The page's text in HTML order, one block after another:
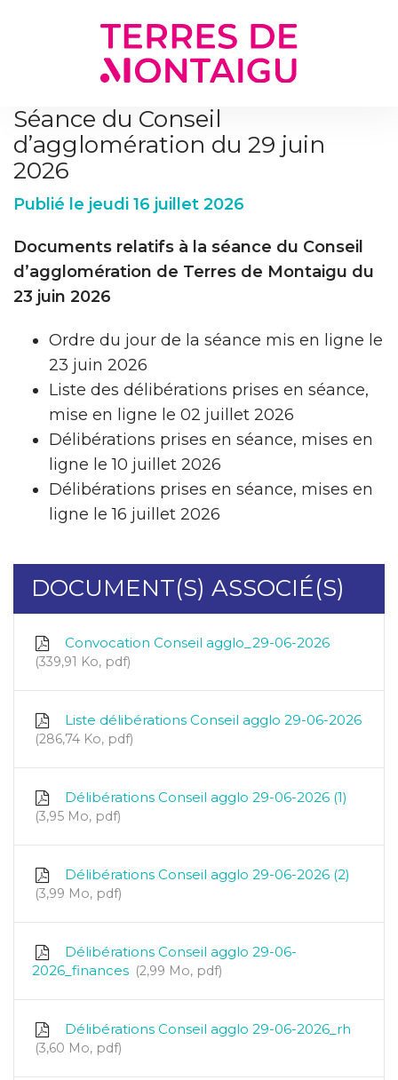
Séance du Conseil
d’agglomération du 29 juin
2026
Publié le jeudi 16 juillet 2026
Documents relatifs à la séance du Conseil
d’agglomération de Terres de Montaigu du
23 juin 2026
Ordre du jour de la séance mis en ligne le
23 juin 2026
Liste des délibérations prises en séance,
mise en ligne le 02 juillet 2026
Délibérations prises en séance, mises en
ligne le 10 juillet 2026
Délibérations prises en séance, mises en
ligne le 16 juillet 2026
DOCUMENT(S) ASSOCIÉ(S)
Convocation Conseil agglo_29-06-2026
339,91 Ko, pdf
Liste délibérations Conseil agglo 29-06-2026
286,74 Ko, pdf
Délibérations Conseil agglo 29-06-2026 (1)
3,95 Mo, pdf
Délibérations Conseil agglo 29-06-2026 (2)
3,99 Mo, pdf
Délibérations Conseil agglo 29-06-
2026_finances
2,99 Mo, pdf
Délibérations Conseil agglo 29-06-2026_rh
3,60 Mo, pdf